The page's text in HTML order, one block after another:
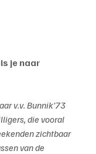
je naar
v.v. Bunnik’73
die vooral
zichtbaar
van de